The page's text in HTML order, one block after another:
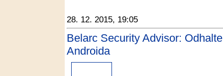
28. 12. 2015, 19:05
Belarc Security Advisor:
Androida